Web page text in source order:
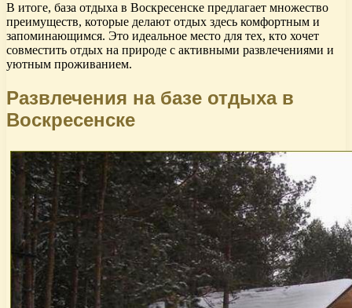
В итоге, база отдыха в Воскресенске предлагает множество
преимуществ, которые делают отдых здесь комфортным и
запоминающимся. Это идеальное место для тех, кто хочет
совместить отдых на природе с активными развлечениями и
уютным проживанием.
Развлечения на базе отдыха в
Воскресенске